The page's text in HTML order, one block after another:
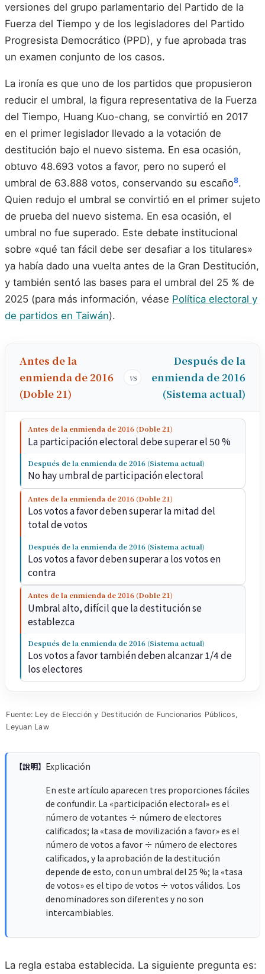
versiones del grupo parlamentario del Partido de la
Fuerza del Tiempo y de los legisladores del Partido
Progresista Democrático (PPD), y fue aprobada tras
un examen conjunto de los casos.
La ironía es que uno de los partidos que propusieron
reducir el umbral, la figura representativa de la Fuerza
del Tiempo, Huang Kuo-chang, se convirtió en 2017
en el primer legislador llevado a la votación de
destitución bajo el nuevo sistema. En esa ocasión,
obtuvo 48.693 votos a favor, pero no superó el
umbral de 63.888 votos, conservando su escaño8.
Quien redujo el umbral se convirtió en el primer sujeto
de prueba del nuevo sistema. En esa ocasión, el
umbral no fue superado. Este debate institucional
sobre «qué tan fácil debe ser desafiar a los titulares»
ya había dado una vuelta antes de la Gran Destitución,
y también sentó las bases para el umbral del 25 % de
2025 (para más información, véase Política electoral y
de partidos en Taiwán).
Antes de la
enmienda de 2016
(Doble 21)
vs
Después de la
enmienda de 2016
(Sistema actual)
Antes de la enmienda de 2016 (Doble 21)
La participación electoral debe superar el 50 %
Después de la enmienda de 2016 (Sistema actual)
No hay umbral de participación electoral
Antes de la enmienda de 2016 (Doble 21)
Los votos a favor deben superar la mitad del
total de votos
Después de la enmienda de 2016 (Sistema actual)
Los votos a favor deben superar a los votos en
contra
Antes de la enmienda de 2016 (Doble 21)
Umbral alto, difícil que la destitución se
establezca
Después de la enmienda de 2016 (Sistema actual)
Los votos a favor también deben alcanzar 1/4 de
los electores
Fuente: Ley de Elección y Destitución de Funcionarios Públicos,
Leyuan Law
【說明】 Explicación
En este artículo aparecen tres proporciones fáciles
de confundir. La «participación electoral» es el
número de votantes ÷ número de electores
calificados; la «tasa de movilización a favor» es el
número de votos a favor ÷ número de electores
calificados, y la aprobación de la destitución
depende de esto, con un umbral del 25 %; la «tasa
de votos» es el tipo de votos ÷ votos válidos. Los
denominadores son diferentes y no son
intercambiables.
La regla estaba establecida. La siguiente pregunta es: